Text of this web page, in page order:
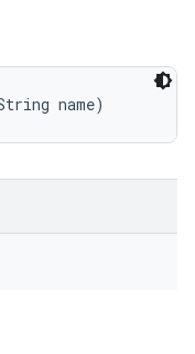
name)